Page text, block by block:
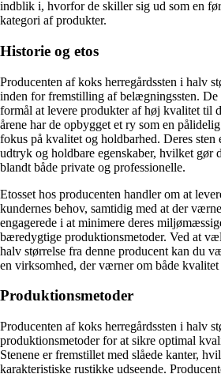
indblik i, hvorfor de skiller sig ud som en
kategori af produkter.
Historie og etos
Producenten af koks herregårdssten i halv
inden for fremstilling af belægningssten. De
formål at levere produkter af høj kvalitet til
årene har de opbygget et ry som en
fokus på kvalitet og holdbarhed. Deres sten
udtryk og holdbare egenskaber, hvilket gør
blandt både private og professionelle.
Etosset hos producenten handler om at
kundernes behov, samtidig med at der
engagerede i at minimere deres
bæredygtige produktionsmetoder. Ved at
halv størrelse fra denne producent kan du
en virksomhed, der værner om både
Produktionsmetoder
Producenten af koks herregårdssten i halv
produktionsmetoder for at sikre optimal
Stenene er fremstillet med slåede kanter,
karakteristiske rustikke udseende.